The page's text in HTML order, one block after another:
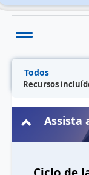
Recursos
Assista